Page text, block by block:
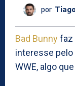
por
Bad Bunnyfaz
interesse
WWE, algo